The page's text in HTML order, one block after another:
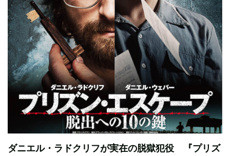
ダニエル・ラドクリフが実在の脱獄犯役 『プリズ